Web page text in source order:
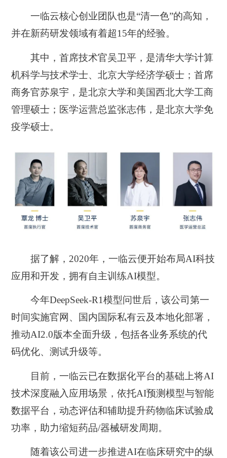
一临云核心创业团队也是“清一色”的高知，
并在新药研发领域有着超15年的经验。
其中，首席技术官吴卫平，是清华大学计算
机科学与技术学士、北京大学经济学硕士；首席
商务官苏泉宇，是北京大学和美国西北大学工商
管理硕士；医学运营总监张志伟，是北京大学免
疫学硕士。
据了解，2020年，一临云便开始布局AI科技
应用和开发，拥有自主训练AI模型。
今年DeepSeek-R1模型问世后，该公司第一
时间实施官网、国内国际私有云及本地化部署，
推动AI2.0版本全面升级，包括各业务系统的代
码优化、测试升级等。
目前，一临云已在数据化平台的基础上将AI
技术深度融入应用场景，依托AI预测模型与智能
数据平台，动态评估和辅助提升药物临床试验成
功率，助力缩短药品/器械研发周期。
随着该公司进一步推进AI在临床研究中的纵